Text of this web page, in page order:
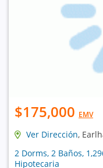
$175,000 EMV
Ver Dirección,
2 Dorms, 2 Baños,
Hipotecaria